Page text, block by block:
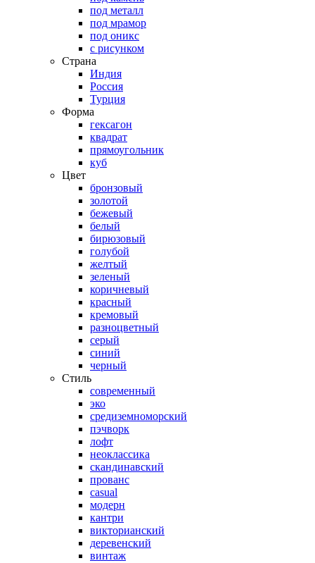
под металл
под мрамор
под оникс
с рисунком
Страна
Индия
Россия
Турция
Форма
гексагон
квадрат
прямоугольник
куб
Цвет
бронзовый
золотой
бежевый
белый
бирюзовый
голубой
желтый
зеленый
коричневый
красный
кремовый
разноцветный
серый
синий
черный
Стиль
современный
эко
средиземноморский
пэчворк
лофт
неоклассика
скандинавский
прованс
casual
модерн
кантри
викторианский
деревенский
винтаж